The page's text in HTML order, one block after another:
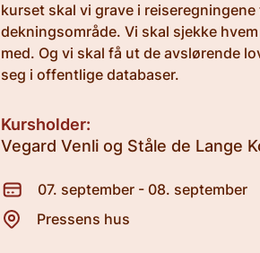
kurset skal vi grave i
dekningsområde. Vi skal sjekke
med. Og vi skal få ut de avslørende
seg i offentlige databaser.
Kursholder:
Vegard Venli og Ståle de Lange
07. september - 08. september
Pressens hus